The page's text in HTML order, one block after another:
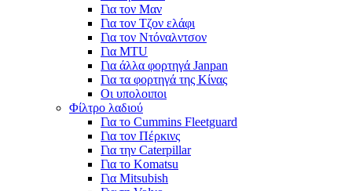
Για τον Μαν
Για τον Τζον ελάφι
Για τον Ντόναλντσον
Για MTU
Για άλλα φορτηγά Janpan
Για τα φορτηγά της Κίνας
Οι υπολοιποι
Φίλτρο λαδιού
Για το Cummins Fleetguard
Για τον Πέρκινς
Για την Caterpillar
Για το Komatsu
Για Mitsubish